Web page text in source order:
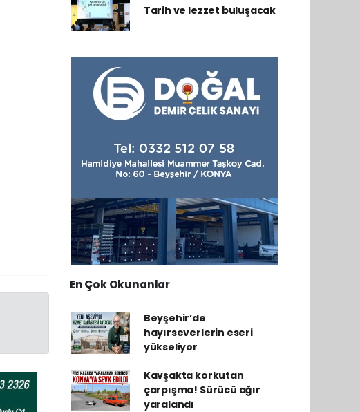
Tarih ve lezzet buluşacak
En Çok Okunanlar
Beyşehir’de
hayırseverlerin eseri
yükseliyor
Kavşakta korkutan
çarpışma! Sürücü ağır
yaralandı